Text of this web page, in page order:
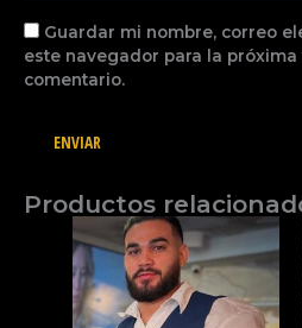
Guardar mi nombre, correo
este navegador para la
comentario.
Productos